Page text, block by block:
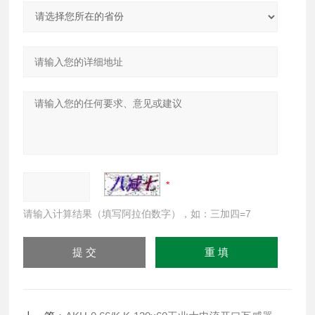
请输入计算结果（填写阿拉伯数字），如：三加四=7